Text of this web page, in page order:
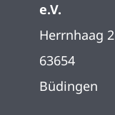
e.V.
Herrnhaag 2
63654
Büdingen